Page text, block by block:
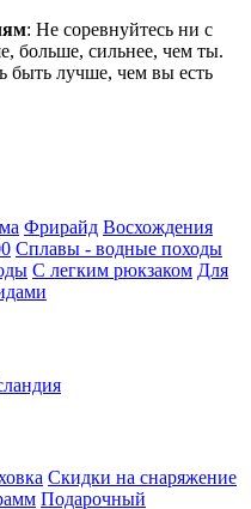
: Не соревнуйтесь ни с
больше, сильнее, чем ты.
быть лучше, чем вы есть
Фрирайд Восхождения
Сплавы - водные походы
С легким рюкзаком Для
Скидки на снаряжение
Подарочный